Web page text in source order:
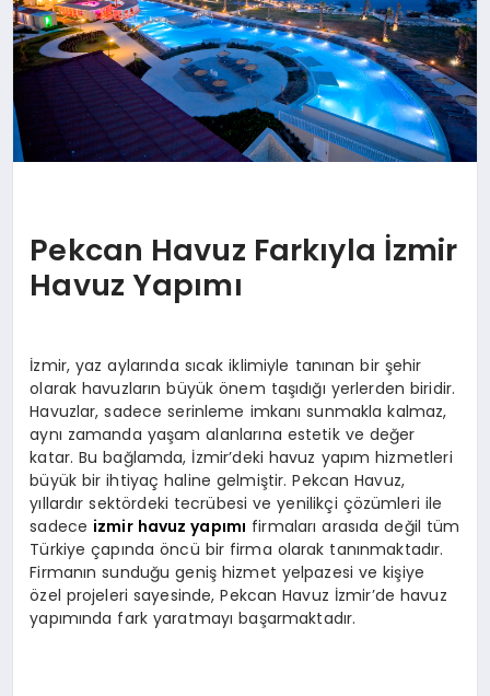
Pekcan Havuz Farkıyla İzmir
Havuz Yapımı
İzmir, yaz aylarında sıcak iklimiyle tanınan bir şehir
olarak havuzların büyük önem taşıdığı yerlerden biridir.
Havuzlar, sadece serinleme imkanı sunmakla kalmaz,
aynı zamanda yaşam alanlarına estetik ve değer
katar. Bu bağlamda, İzmir’deki havuz yapım hizmetleri
büyük bir ihtiyaç haline gelmiştir. Pekcan Havuz,
yıllardır sektördeki tecrübesi ve yenilikçi çözümleri ile
sadece izmir havuz yapımı firmaları arasıda değil tüm
Türkiye çapında öncü bir firma olarak tanınmaktadır.
Firmanın sunduğu geniş hizmet yelpazesi ve kişiye
özel projeleri sayesinde, Pekcan Havuz İzmir’de havuz
yapımında fark yaratmayı başarmaktadır.